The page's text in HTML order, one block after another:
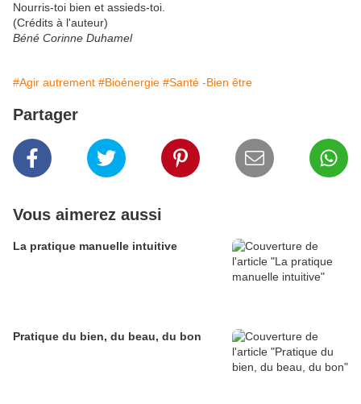
Nourris-toi bien et assieds-toi.
(Crédits à l'auteur)
Béné Corinne Duhamel
#Agir autrement #Bioénergie #Santé -Bien être
Partager
Vous aimerez aussi
La pratique manuelle intuitive
Pratique du bien, du beau, du bon